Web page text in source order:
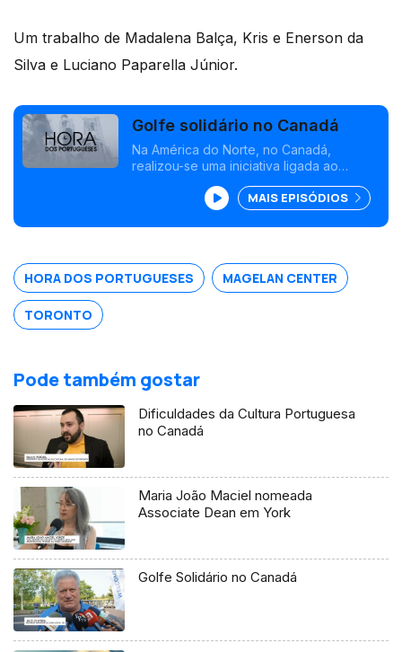
Um trabalho de Madalena Balça, Kris e Enerson da
Silva e Luciano Paparella Júnior.
Golfe solidário no Canadá
Na América do Norte, no Canadá,
realizou-se uma iniciativa ligada ao
dedicado à comunidade portuguesa
radicada na grande área de Toronto.
MAIS EPISÓDIOS
HORA DOS PORTUGUESES MAGELAN CENTER
TORONTO
Pode também gostar
Dificuldades da Cultura Portuguesa
no Canadá
Maria João Maciel nomeada
Associate Dean em York
Golfe Solidário no Canadá